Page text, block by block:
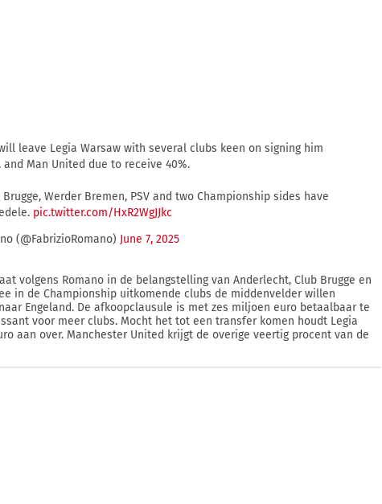
leave Legia Warsaw with several clubs keen on signing him
Man United due to receive 40%.
Werder Bremen, PSV and two Championship sides have
pic.twitter.com/HxR2WgJJkc
(@FabrizioRomano) June 7, 2025
volgens Romano in de belangstelling van Anderlecht, Club Brugge en
in de Championship uitkomende clubs de middenvelder willen
Engeland. De afkoopclausule is met zes miljoen euro betaalbaar te
voor meer clubs. Mocht het tot een transfer komen houdt Legia
aan over. Manchester United krijgt de overige veertig procent van de